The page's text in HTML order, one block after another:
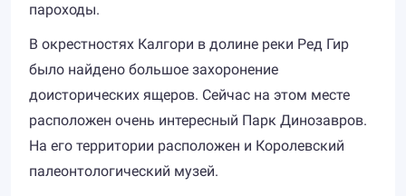
пароходы.
В окрестностях Калгори в долине реки Ред Гир
было найдено большое захоронение
доисторических ящеров. Сейчас на этом месте
расположен очень интересный Парк Динозавров.
На его территории расположен и Королевский
палеонтологический музей.